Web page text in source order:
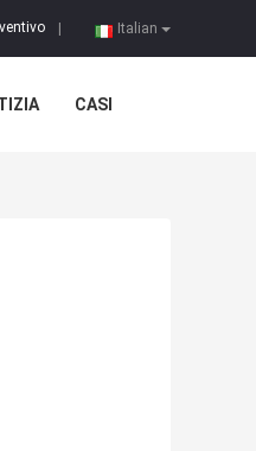
Italian
CASI